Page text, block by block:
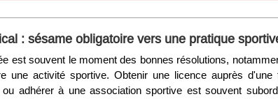
: sésame obligatoire vers une pratique
est souvent le moment des bonnes résolutions,
une activité sportive. Obtenir une licence auprès d'une
ou adhérer à une association sportive est souvent